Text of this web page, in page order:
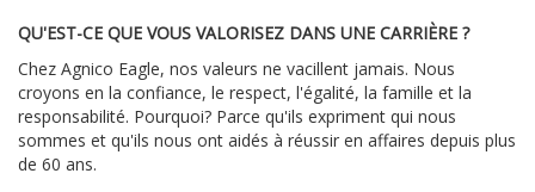
QU'EST-CE QUE VOUS VALORISEZ DANS UNE CARRIÈRE ?
Chez Agnico Eagle, nos valeurs ne vacillent jamais. Nous
croyons en la confiance, le respect, l'égalité, la famille et la
responsabilité. Pourquoi? Parce qu'ils expriment qui nous
sommes et qu'ils nous ont aidés à réussir en affaires depuis plus
de 60 ans.